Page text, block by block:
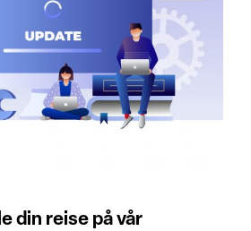
din reise på vår